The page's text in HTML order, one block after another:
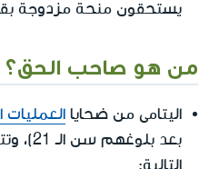
يستحقون منحة مزدوجة بقدر 600٬000 شيكل
من هو صاحب الحق؟
اليتامى من ضحايا العمليات
بعد
التالية: